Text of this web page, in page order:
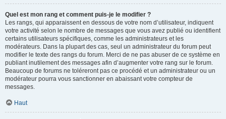
Quel est mon rang et comment puis-je le modifier ?
Les rangs, qui apparaissent en dessous de votre nom d’utilisateur, indiquent
votre activité selon le nombre de messages que vous avez publié ou identifient
certains utilisateurs spécifiques, comme les administrateurs et les
modérateurs. Dans la plupart des cas, seul un administrateur du forum peut
modifier le texte des rangs du forum. Merci de ne pas abuser de ce système en
publiant inutilement des messages afin d’augmenter votre rang sur le forum.
Beaucoup de forums ne toléreront pas ce procédé et un administrateur ou un
modérateur pourra vous sanctionner en abaissant votre compteur de
messages.
Haut